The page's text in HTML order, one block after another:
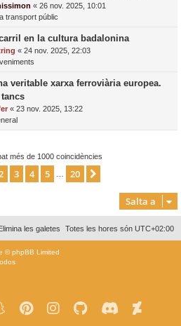
« 26 nov. 2025, 10:01
transport públic
en la cultura badalonina
« 24 nov. 2025, 22:03
veritable xarxa ferroviària europea.
« 23 nov. 2025, 13:22
més de 1000 coincidències
de 20
3 4 5 20
Salta a
Totes les hores són UTC+02:00
les galetes
© phpBB Limited